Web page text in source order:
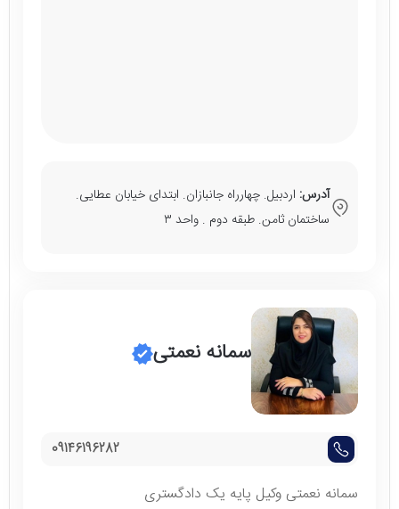
آدرس: اردبیل. چهارراه جانبازان. ابتدای خیابان عطایی.
ساختمان ثامن. طبقه دوم . واحد ۳
سمانه نعمتی
09146196282
سمانه نعمتی وکیل پایه یک دادگستری